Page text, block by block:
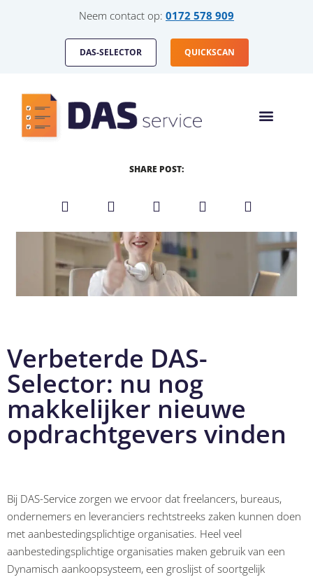
Neem contact op: 0172 578 909
DAS-SELECTOR QUICKSCAN
SHARE POST:
Verbeterde DAS-
Selector: nu nog
makkelijker nieuwe
opdrachtgevers vinden
Bij DAS-Service zorgen we ervoor dat freelancers, bureaus,
ondernemers en leveranciers rechtstreeks zaken kunnen doen
met aanbestedingsplichtige organisaties. Heel veel
aanbestedingsplichtige organisaties maken gebruik van een
Dynamisch aankoopsysteem, een groslijst of soortgelijk